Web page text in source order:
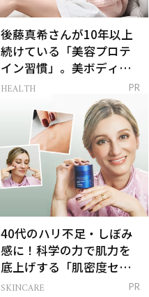
後藤真希さんが10年以上
続けている「美容プロテ
イン習慣」。美ボディを
支える朝ルーティンと
HEALTH PR
40代のハリ不足・しぼみ
感に！科学の力で肌力を
底上げする「肌密度セラ
ム」
SKINCARE PR